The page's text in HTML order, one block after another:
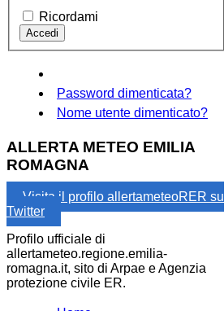
Ricordami
Password dimenticata?
Nome utente dimenticato?
ALLERTA METEO EMILIA
ROMAGNA
Visita il profilo allertameteoRER su
Twitter
Profilo ufficiale di
allertameteo.regione.emilia-
romagna.it, sito di Arpae e Agenzia
protezione civile ER.